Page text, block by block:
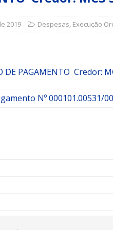
de julho de 2026 ] Vereador Sérgio
2019 Despesas, Execução
DE PAGAMENTO Credor:
Nº 000101.00531/